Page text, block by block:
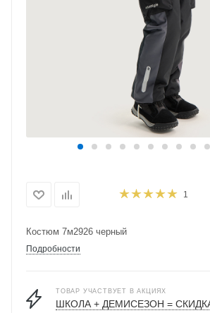
1
Костюм 7м2926 черный
Подробности
ТОВАР УЧАСТВУЕТ В АКЦИЯХ
ШКОЛА + ДЕМИСЕЗОН =